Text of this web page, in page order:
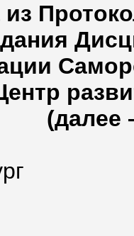
(далее